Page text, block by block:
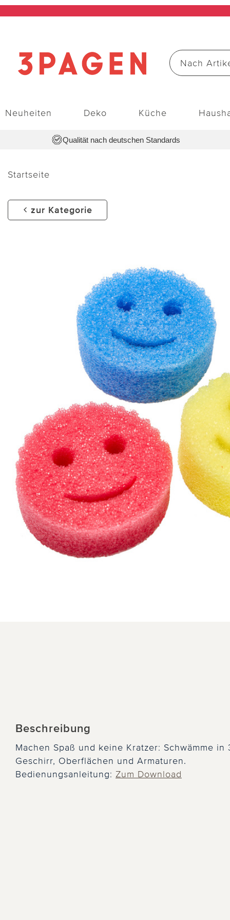
Neuheiten Deko Küche
Qualität nach deutschen Standards
Startseite
zur Kategorie
Beschreibung
Machen Spaß und keine Kratzer: Schwämme
Geschirr, Oberflächen und Armaturen.
Bedienungsanleitung: Zum Download